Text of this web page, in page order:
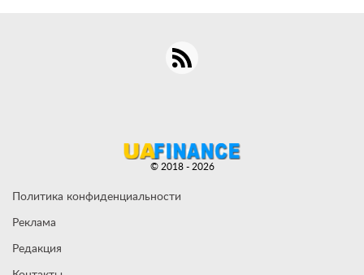
Политика конфиденциальности
Реклама
Редакция
© 2018 - 2026